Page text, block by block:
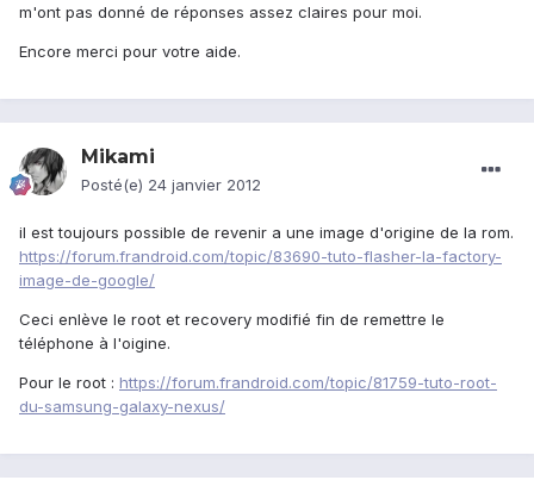
m'ont pas donné de réponses assez claires pour moi.
Encore merci pour votre aide.
Mikami
Posté(e) 24 janvier 2012
il est toujours possible de revenir a une image d'origine de la rom.
https://forum.frandroid.com/topic/83690-tuto-flasher-la-factory-
image-de-google/
Ceci enlève le root et recovery modifié fin de remettre le
téléphone à l'oigine.
Pour le root : https://forum.frandroid.com/topic/81759-tuto-root-
du-samsung-galaxy-nexus/